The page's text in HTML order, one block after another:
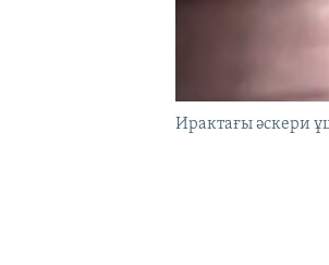
Ирактағы әскери